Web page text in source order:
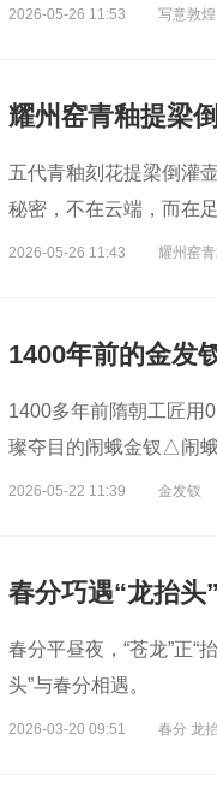
2026-05-26 11:53 写意敦煌
五代青釉刻花提梁倒灌
秘密，不在云端，而在
的独特方式。
2026-05-26 11:43 耀州窑
1400年前的金发
1400多年前隋朝工匠用
璨夺目的闹蛾金钗△闹
2026-05-22 11:39 金发钗
春分巧遇“龙抬头
春分平昼夜，“苍龙”正
头”与春分相遇。
2026-03-20 09:51 春分 龙